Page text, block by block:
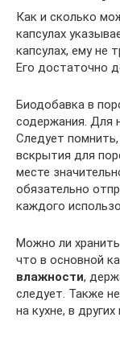
Как и сколько
капсулах
капсулах, ему не
Его достаточно
Биодобавка в
содержания. Для
Следует помнить,
вскрытия для
месте
обязательно
каждого
Можно ли
что в основной
влажности,
следует. Также
на кухне, в